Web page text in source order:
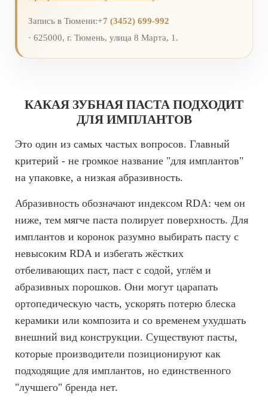
Запись в Тюмени:+7 (3452) 699-992
· 625000, г. Тюмень, улица 8 Марта, 1.
КАКАЯ ЗУБНАЯ ПАСТА ПОДХОДИТ
ДЛЯ ИМПЛАНТОВ
Это один из самых частых вопросов. Главный
критерий - не громкое название "для имплантов"
на упаковке, а низкая абразивность.
Абразивность обозначают индексом RDA: чем он
ниже, тем мягче паста полирует поверхность. Для
имплантов и коронок разумно выбирать пасту с
невысоким RDA и избегать жёстких
отбеливающих паст, паст с содой, углём и
абразивных порошков. Они могут царапать
ортопедическую часть, ускорять потерю блеска
керамики или композита и со временем ухудшать
внешний вид конструкции. Существуют пасты,
которые производители позиционируют как
подходящие для имплантов, но единственного
"лучшего" бренда нет.